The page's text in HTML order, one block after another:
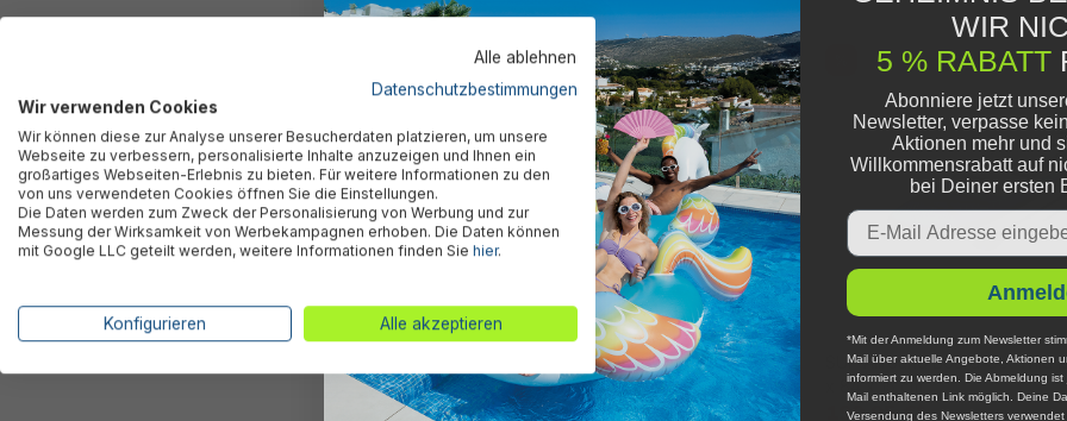
SUP Allround Board-Set Wildwave™ 305 x 76
x 12 cm
189,95 €* 299,95 €* UVP
SUP Allround Board-Set Wild
x 84 x 15 cm
199,95 €* 319,95 €* UVP
Alle ablehnen
Datenschutzbestimmungen
Wir verwenden Cookies
Wir können diese zur Analyse unserer Besucherdaten platzieren, um unsere
Webseite zu verbessern, personalisierte Inhalte anzuzeigen und Ihnen ein
großartiges Webseiten-Erlebnis zu bieten. Für weitere Informationen zu den
von uns verwendeten Cookies öffnen Sie die Einstellungen.
Die Daten werden zum Zweck der Personalisierung von Werbung und zur
Messung der Wirksamkeit von Werbekampagnen erhoben. Die Daten können
mit Google LLC geteilt werden, weitere Informationen finden Sie hier.
Konfigurieren Alle akzeptieren
WIR
5 % RABATT
Abonniere jetzt
Newsletter, verpasse
Aktionen mehr und
Willkommensrabatt auf
bei Deiner ersten
Email
*Mit der Anmeldung zum Newsletter
Mail über aktuelle Angebote, Aktionen
informiert zu werden. Die Abmeldung
Mail enthaltenen Link möglich. Deine
Versendung des Newsletters